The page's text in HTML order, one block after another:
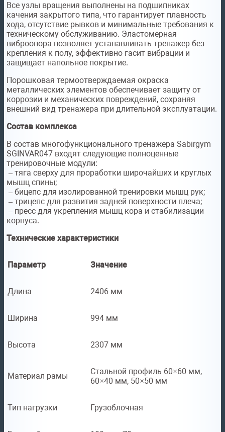
Все узлы вращения выполнены на подшипниках
качения закрытого типа, что гарантирует плавность
хода, отсутствие рывков и минимальные требования к
техническому обслуживанию. Эластомерная
виброопора позволяет устанавливать тренажер без
крепления к полу, эффективно гасит вибрации и
защищает напольное покрытие.
Порошковая термоотверждаемая окраска
металлических элементов обеспечивает защиту от
коррозии и механических повреждений, сохраняя
внешний вид тренажера при длительной эксплуатации.
Состав комплекса
В состав многофункционального тренажера Sabirgym
SGINVAR047 входят следующие полноценные
тренировочные модули:
– тяга сверху для проработки широчайших и круглых
мышц спины;
– бицепс для изолированной тренировки мышц рук;
– трицепс для развития задней поверхности плеча;
– пресс для укрепления мышц кора и стабилизации
корпуса.
Технические характеристики
Параметр Значение
Длина 2406 мм
Ширина 994 мм
Высота 2307 мм
Материал рамы
Стальной профиль 60×60 мм,
60×40 мм, 50×50 мм
Тип нагрузки Грузоблочная